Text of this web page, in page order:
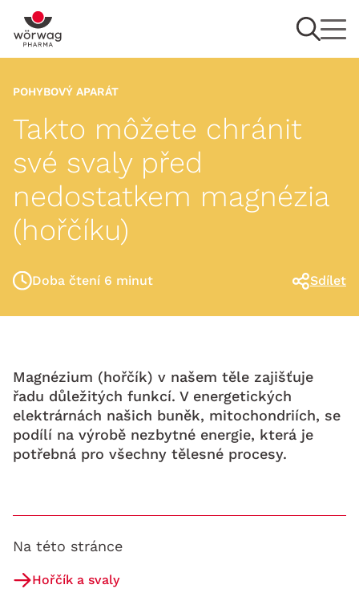
POHYBOVÝ APARÁT
Takto môžete chránit
své svaly před
nedostatkem magnézia
(hořčíku)
Doba čtení 6 minut Sdílet
Magnézium (hořčík) v našem těle zajišťuje
řadu důležitých funkcí. V energetických
elektrárnách našich buněk, mitochondriích, se
podílí na výrobě nezbytné energie, která je
potřebná pro všechny tělesné procesy.
Na této stránce
Hořčík a svaly